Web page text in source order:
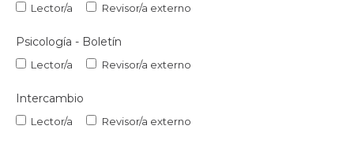
Lector/a Revisor/a externo
Psicología - Boletín
Lector/a Revisor/a externo
Intercambio
Lector/a Revisor/a externo